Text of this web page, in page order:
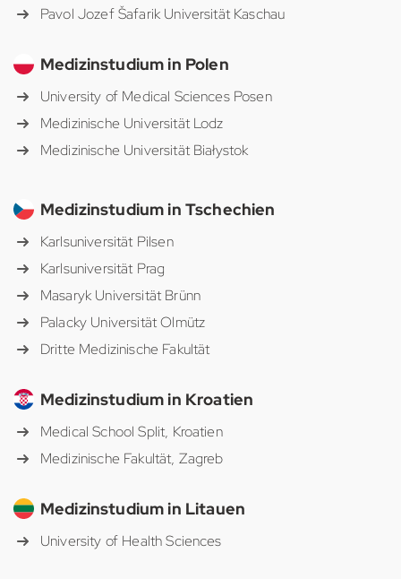
Pavol Jozef Šafarik Universität Kaschau
Medizinstudium in Polen
University of Medical Sciences Posen
Medizinische Universität Lodz
Medizinische Universität Białystok
Medizinstudium in Tschechien
Karlsuniversität Pilsen
Karlsuniversität Prag
Masaryk Universität Brünn
Palacky Universität Olmütz
Dritte Medizinische Fakultät
Medizinstudium in Kroatien
Medical School Split, Kroatien
Medizinische Fakultät, Zagreb
Medizinstudium in Litauen
University of Health Sciences